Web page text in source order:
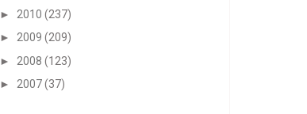
► 2010 (237)
► 2009 (209)
► 2008 (123)
► 2007(37)